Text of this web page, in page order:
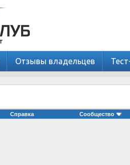
Отзывы владельцев
Справка Сообщество